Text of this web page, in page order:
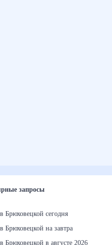
запросы
в Брюховецкой сегодня
в Брюховецкой на завтра
в Брюховецкой в августе 2026